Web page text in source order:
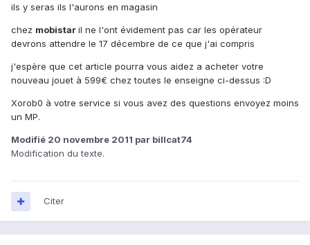
ils y seras ils l'aurons en magasin
chez mobistaril ne l'ont évidement pas car les opérateur
devrons attendre le 17 décembre de ce que j'ai compris
j'espère que cet article pourra vous aidez a acheter votre
nouveau jouet à 599€ chez toutes le enseigne ci-dessus :D
Xorob0 à votre service si vous avez des questions envoyez moins
un MP.
Modifié 20 novembre 2011 par billcat74
Modification du texte.
Citer